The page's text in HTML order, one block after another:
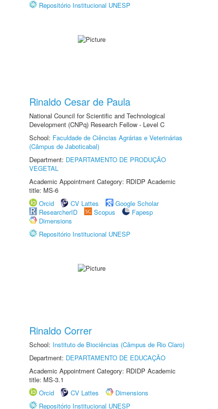
Repositório Institucional UNESP
Rinaldo Cesar de Paula
National Council for Scientific and Technological
Development (CNPq) Research Fellow - Level C
School: Faculdade de Ciências Agrárias e Veterinárias
(Câmpus de Jaboticabal)
Department: DEPARTAMENTO DE PRODUÇÃO
VEGETAL
Academic Appointment Category: RDIDP Academic
title: MS-6
Orcid
CV Lattes
Google Scholar
ResearcherID
Scopus
Fapesp
Dimensions
Repositório Institucional UNESP
Rinaldo Correr
School: Instituto de Biociências (Câmpus de Rio Claro)
Department: DEPARTAMENTO DE EDUCAÇÃO
Academic Appointment Category: RDIDP Academic
title: MS-3.1
Orcid
CV Lattes
Dimensions
Repositório Institucional UNESP